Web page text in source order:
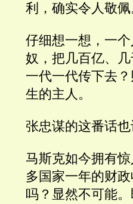
利，确实令人敬佩
仔细想一想，一
奴，把几百亿、
一代一代传下去
生的主人。
张忠谋的这番话
马斯克如今拥有
多国家一年的财
吗？显然不可能